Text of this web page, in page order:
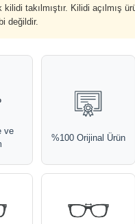
takılmıştır. Kilidi açılmış
değildir.
ve
%100 Orijinal Ürün